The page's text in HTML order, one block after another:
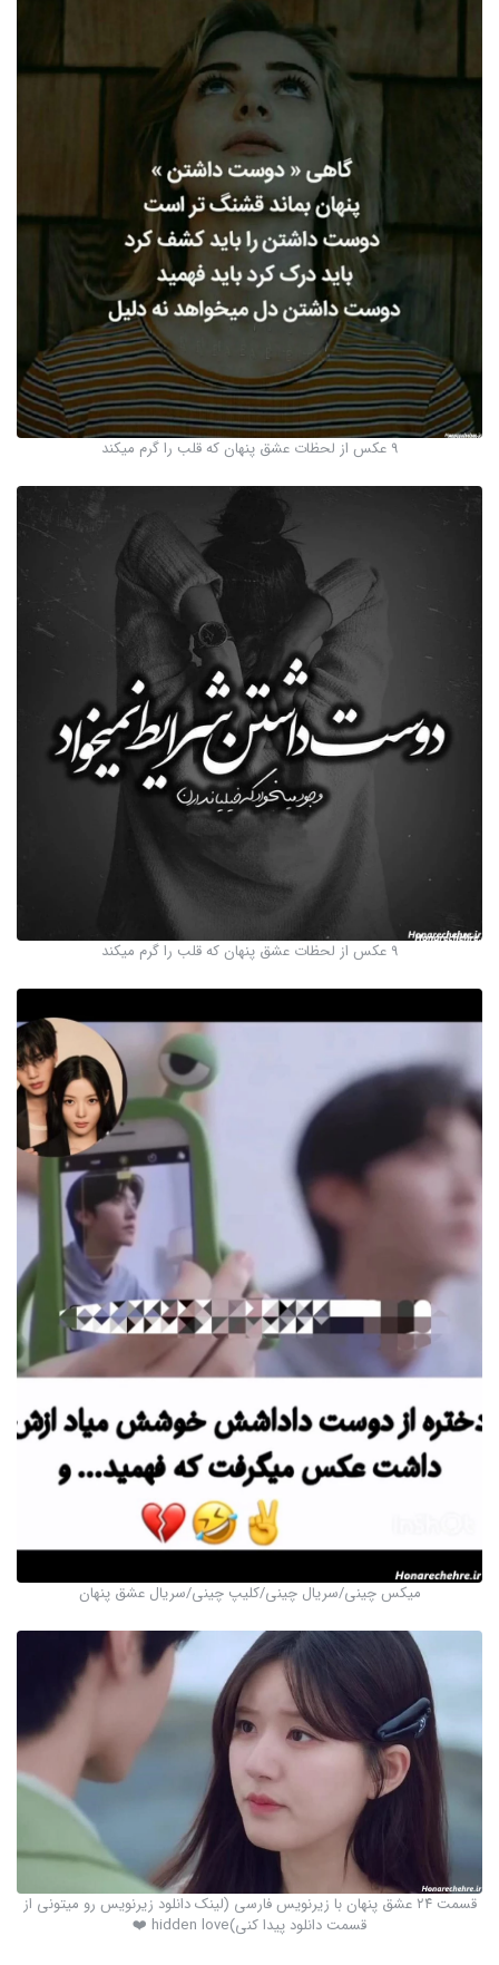
9 عکس از لحظات عشق پنهان که قلب را گرم میکند
9 عکس از لحظات عشق پنهان که قلب را گرم میکند
میکس چینی/سریال چینی/کلیپ چینی/سریال عشق پنهان
قسمت ۲۴ عشق پنهان با زیرنویس فارسی (لینک دانلود زیرنویس رو میتونی از
قسمت دانلود پیدا کنی)hidden love ❤️